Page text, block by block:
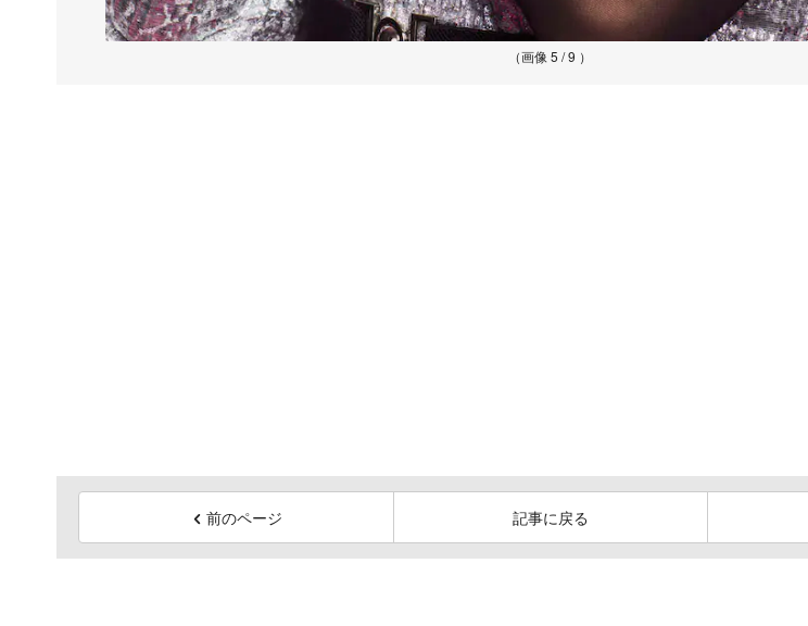
（画像 5 / 9 ）
前のページ 記事に戻る